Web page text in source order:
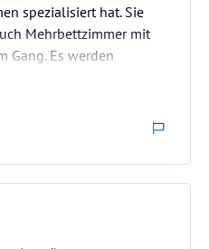
spezialisiert hat. Sie
Mehrbettzimmer mit
Gang. Es werden